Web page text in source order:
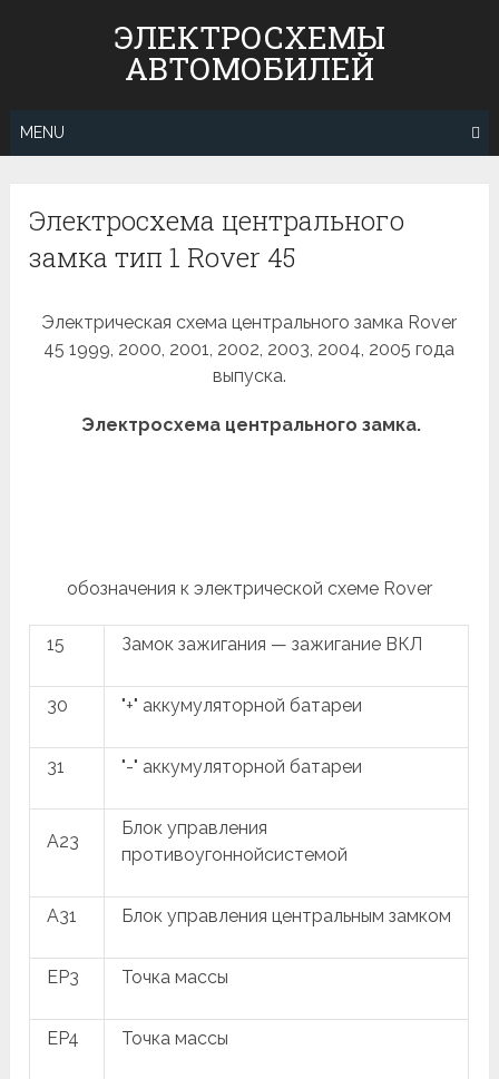
ЭЛЕКТРОСХЕМЫ
АВТОМОБИЛЕЙ
MENU
Электросхема центрального
замка тип 1 Rover 45
Электрическая схема центрального замка Rover
45 1999, 2000, 2001, 2002, 2003, 2004, 2005 года
выпуска.
Электросхема центрального замка.
обозначения к электрической схеме Rover
15 Замок зажигания — зажигание ВКЛ
30 "+" аккумуляторной батареи
31 "-" аккумуляторной батареи
A23
Блок управления
противоугоннойсистемой
A31 Блок управления центральным замком
EP3 Точка массы
EP4 Точка массы